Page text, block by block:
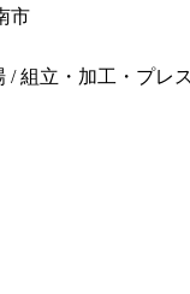
市
/ 組立・加工・プレス